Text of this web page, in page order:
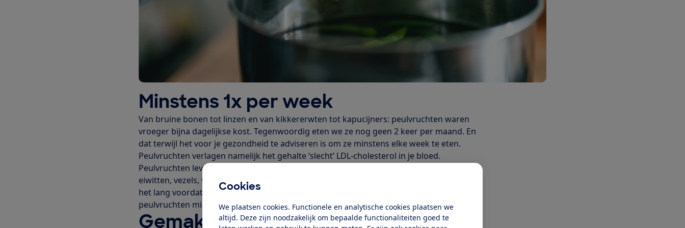
Cookies
We plaatsen cookies. Functionele en analytische cookies plaatsen we
altijd. Deze zijn noodzakelijk om bepaalde functionaliteiten goed te
Minstens 1x per week
Van bruine bonen tot linzen en van kikkererwten tot kapucijners: peulvruchten waren
vroeger bijna dagelijkse kost. Tegenwoordig eten we ze nog geen 2 keer per maand. En
dat terwijl het voor je gezondheid te adviseren is om ze minstens elke week te eten.
Peulvruchten verlagen namelijk het gehalte ‘slecht’ LDL-cholesterol in je bloed.
Peulvruchten leveren weinig calorieën, maar barsten bijna uit hun velletjes door alle
eiwitten, vezels, vitamines en mineralen die erin zitten. Door alle vezels en eiwitten duurt
het lang voordat peulvruchten verteerd zijn. Daardoor krijg je na een maaltijd met
peulvruchten minder snel trek dan na het eten van pasta of witte rijst.
Gemakkelijk